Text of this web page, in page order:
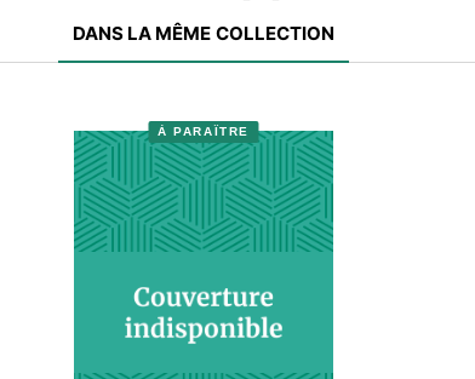
DANS LA MÊME COLLECTION
À PARAÎTRE